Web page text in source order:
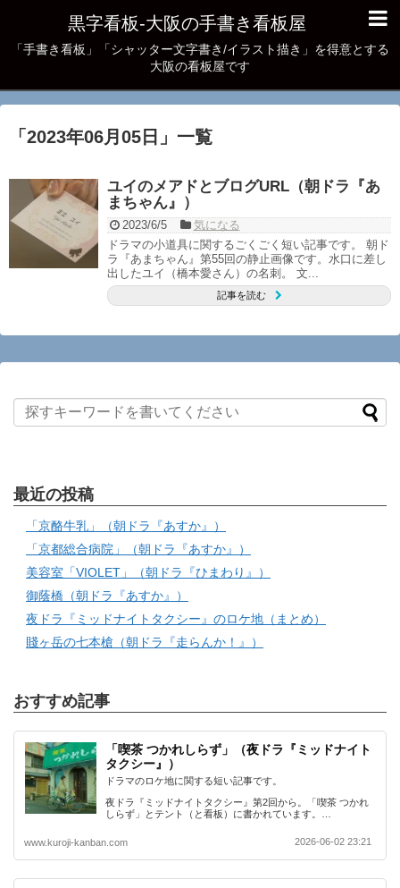
黒字看板‐大阪の手書き看板屋
「手書き看板」「シャッター文字書き/イラスト描き」を得意とする
大阪の看板屋です
「 2023年06月05日 」 一覧
ユイのメアドとブログURL（朝ドラ『あ
まちゃん』）
2023/6/5
気になる
ドラマの小道具に関するごくごく短い記事です。 朝ド
ラ『あまちゃん』第55回の静止画像です。水口に差し
出したユイ（橋本愛さん）の名刺。 文...
記事を読む
最近の投稿
「京酪牛乳」（朝ドラ『あすか』）
「京都総合病院」（朝ドラ『あすか』）
美容室「VIOLET」（朝ドラ『ひまわり』）
御蔭橋（朝ドラ『あすか』）
夜ドラ『ミッドナイトタクシー』のロケ地（まとめ）
賤ヶ岳の七本槍（朝ドラ『走らんか！』）
おすすめ記事
「喫茶 つかれしらず」（夜ドラ『ミッドナイト
タクシー』）
ドラマのロケ地に関する短い記事です。
夜ドラ『ミッドナイトタクシー』第2回から。「喫茶 つかれ
しらず」とテント（と看板）に書かれています。…
www.kuroji-kanban.com 2026-06-02 23:21